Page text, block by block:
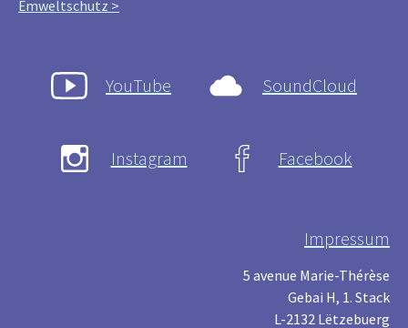
Ëmweltschutz >
YouTube SoundCloud
Instagram Facebook
Impressum
5 avenue Marie-Thérèse
Gebai H, 1. Stack
L-2132 Lëtzebuerg